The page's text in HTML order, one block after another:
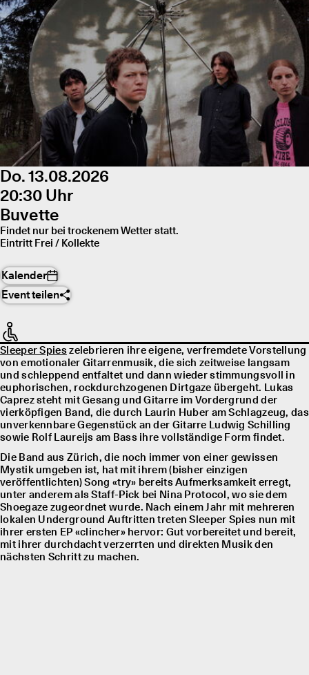
Do. 13.08.2026
20:30 Uhr
Buvette
Findet nur bei trockenem Wetter statt.
Eintritt Frei / Kollekte
Kalender
Event teilen
Sleeper Spieszelebrieren ihre eigene, verfremdete Vorstellung
von emotionaler Gitarrenmusik, die sich zeitweise langsam
und schleppend entfaltet und dann wieder stimmungsvoll in
euphorischen, rockdurchzogenen Dirtgaze übergeht. Lukas
Caprez steht mit Gesang und Gitarre im Vordergrund der
vierköpfigen Band, die durch Laurin Huber am Schlagzeug, das
unverkennbare Gegenstück an der Gitarre Ludwig Schilling
sowie Rolf Laureĳs am Bass ihre vollständige Form findet.
Die Band aus Zürich, die noch immer von einer gewissen
Mystik umgeben ist, hat mit ihrem (bisher einzigen
veröffentlichten) Song «try» bereits Aufmerksamkeit erregt,
unter anderem als Staff-Pick bei Nina Protocol, wo sie dem
Shoegaze zugeordnet wurde. Nach einem Jahr mit mehreren
lokalen Underground Auftritten treten Sleeper Spies nun mit
ihrer ersten EP «clincher» hervor: Gut vorbereitet und bereit,
mit ihrer durchdacht verzerrten und direkten Musik den
nächsten Schritt zu machen.